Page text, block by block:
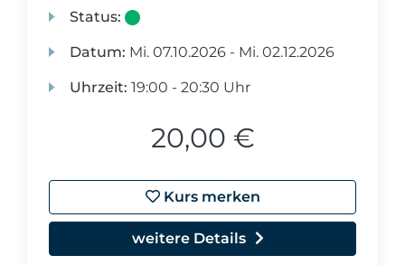
Status:
Datum: Mi. 07.10.2026 - Mi. 02.12.2026
Uhrzeit: 19:00 - 20:30 Uhr
20,00 €
Kurs merken
weitere Details